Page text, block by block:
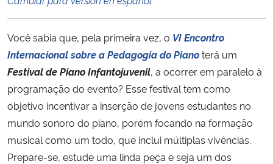
Ministério da Cidadania
Ministério da Saúde
Ministério de Minas e Energia
Ministério da Ciência, Tecnologia, Inovações e Comunicações
Ministério do Meio Ambiente
Você sabia que, pela primeira vez, o VI Encontro
Internacional sobre a Pedagogia do Pianoterá um
Festival de Piano Infantojuvenil, a ocorrer em paralelo à
programação do evento? Esse festival tem como
objetivo incentivar a inserção de jovens estudantes no
mundo sonoro do piano, porém focando na formação
musical como um todo, que inclui múltiplas vivências.
Prepare-se, estude uma linda peça e seja um dos